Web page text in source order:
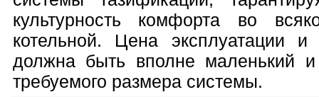
культурность комфорта во
котельной. Цена эксплуатации и
должна быть вполне маленький
требуемого размера системы.